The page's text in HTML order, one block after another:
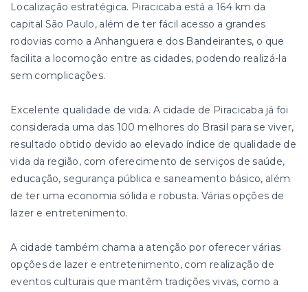
Localização estratégica. Piracicaba está a 164 km da
capital São Paulo, além de ter fácil acesso a grandes
rodovias como a Anhanguera e dos Bandeirantes, o que
facilita a locomoção entre as cidades, podendo realizá-la
sem complicações.
Excelente qualidade de vida. A cidade de Piracicaba já foi
considerada uma das 100 melhores do Brasil para se viver,
resultado obtido devido ao elevado índice de qualidade de
vida da região, com oferecimento de serviços de saúde,
educação, segurança pública e saneamento básico, além
de ter uma economia sólida e robusta. Várias opções de
lazer e entretenimento.
A cidade também chama a atenção por oferecer várias
opções de lazer e entretenimento, com realização de
eventos culturais que mantêm tradições vivas, como a